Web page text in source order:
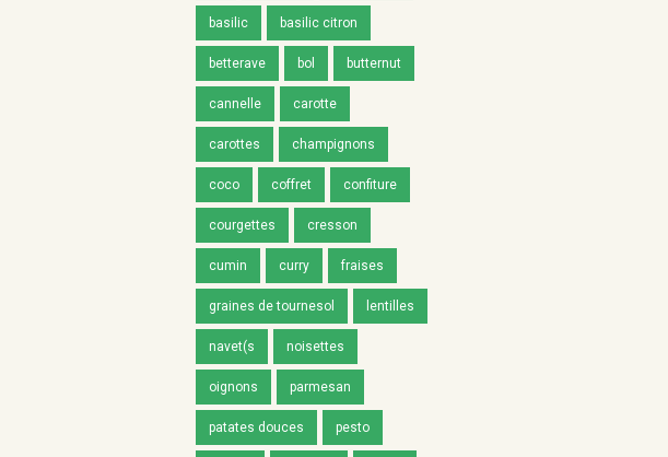
basilic basilic citron
betterave bol butternut
cannelle carotte
carottes champignons
coco coffret confiture
courgettes cresson
cumin curry fraises
graines de tournesol lentilles
navet(s noisettes
oignons parmesan
patates douces pesto